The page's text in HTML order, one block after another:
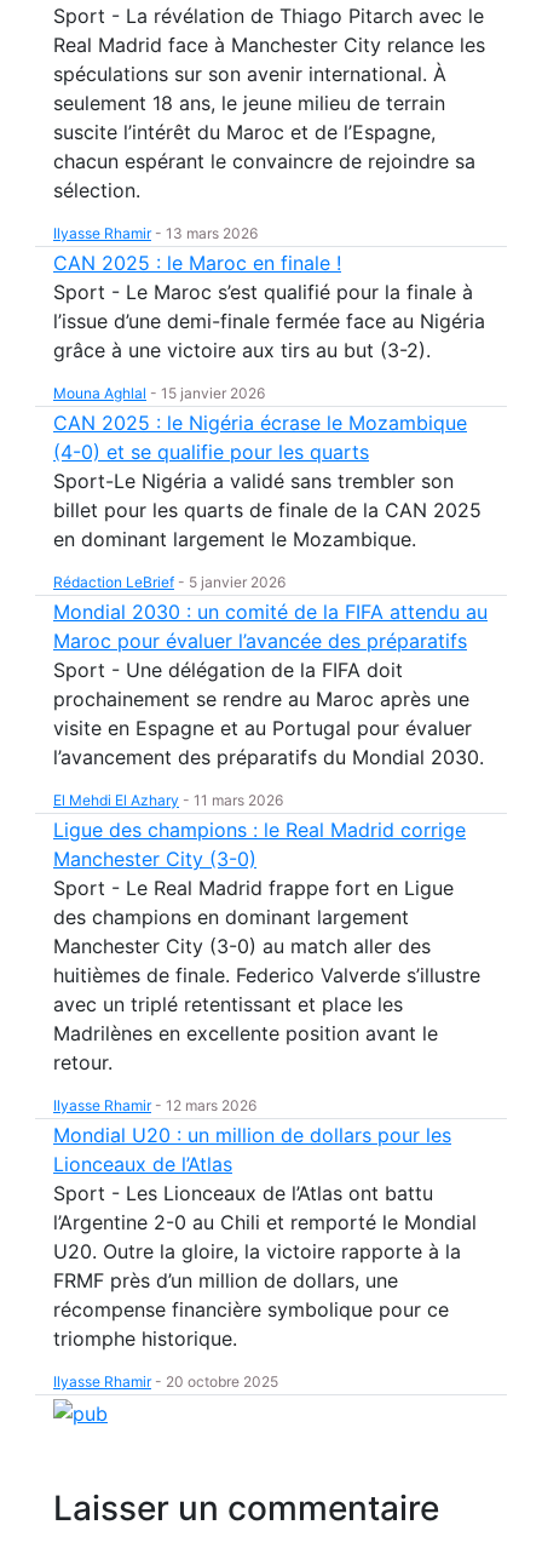
Sport - La révélation de Thiago Pitarch avec le
Real Madrid face à Manchester City relance les
spéculations sur son avenir international. À
seulement 18 ans, le jeune milieu de terrain
suscite l’intérêt du Maroc et de l’Espagne,
chacun espérant le convaincre de rejoindre sa
sélection.
Ilyasse Rhamir- 13 mars 2026
CAN 2025 : le Maroc en finale !
Sport - Le Maroc s’est qualifié pour la finale à
l’issue d’une demi-finale fermée face au Nigéria
grâce à une victoire aux tirs au but (3-2).
Mouna Aghlal - 15 janvier 2026
CAN 2025 : le Nigéria écrase le Mozambique
(4-0) et se qualifie pour les quarts
Sport-Le Nigéria a validé sans trembler son
billet pour les quarts de finale de la CAN 2025
en dominant largement le Mozambique.
Rédaction LeBrief - 5 janvier 2026
Mondial 2030 : un comité de la FIFA attendu au
Maroc pour évaluer l’avancée des préparatifs
Sport - Une délégation de la FIFA doit
prochainement se rendre au Maroc après une
visite en Espagne et au Portugal pour évaluer
l’avancement des préparatifs du Mondial 2030.
El Mehdi El Azhary - 11 mars 2026
Ligue des champions : le Real Madrid corrige
Manchester City (3-0)
Sport - Le Real Madrid frappe fort en Ligue
des champions en dominant largement
Manchester City (3-0) au match aller des
huitièmes de finale. Federico Valverde s’illustre
avec un triplé retentissant et place les
Madrilènes en excellente position avant le
retour.
Ilyasse Rhamir- 12 mars 2026
Mondial U20 : un million de dollars pour les
Lionceaux de l’Atlas
Sport - Les Lionceaux de l’Atlas ont battu
l’Argentine 2-0 au Chili et remporté le Mondial
U20. Outre la gloire, la victoire rapporte à la
FRMF près d’un million de dollars, une
récompense financière symbolique pour ce
triomphe historique.
Ilyasse Rhamir- 20 octobre 2025
Laisser un commentaire